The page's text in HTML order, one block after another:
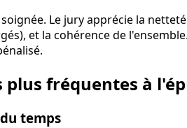
Le jury apprécie la
et la cohérence de
plus fréquentes à
temps